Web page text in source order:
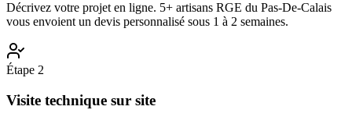
Décrivez votre projet en ligne. 5+ artisans RGE du Pas-De-Calais
vous envoient un devis personnalisé sous 1 à 2 semaines.
Étape 2
Visite technique sur site